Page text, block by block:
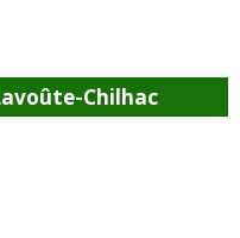
Chilhac